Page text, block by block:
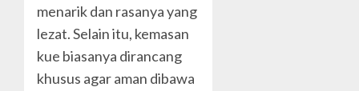
menarik dan rasanya yang
lezat. Selain itu, kemasan
kue biasanya dirancang
khusus agar aman dibawa